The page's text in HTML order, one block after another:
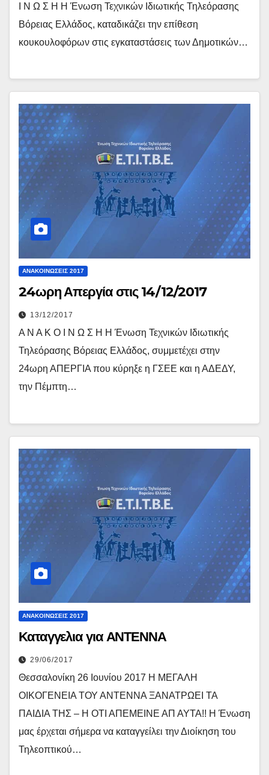
Ι Ν Ω Σ Η Η Ένωση Τεχνικών Ιδιωτικής Τηλεόρασης
Βόρειας Ελλάδος, καταδικάζει την επίθεση
κουκουλοφόρων στις εγκαταστάσεις των Δημοτικών…
ΑΝΑΚΟΙΝΏΣΕΙΣ 2017
24ωρη Απεργία στις 14/12/2017
13/12/2017
Α Ν Α Κ Ο Ι Ν Ω Σ Η Η Ένωση Τεχνικών Ιδιωτικής
Τηλεόρασης Βόρειας Ελλάδος, συμμετέχει στην
24ωρη ΑΠΕΡΓΙΑ που κύρηξε η ΓΣΕΕ και η ΑΔΕΔΥ,
την Πέμπτη…
ΑΝΑΚΟΙΝΏΣΕΙΣ 2017
Καταγγελια για ΑΝΤΕΝΝΑ
29/06/2017
Θεσσαλονίκη 26 Ιουνίου 2017 Η ΜΕΓΑΛΗ
ΟΙΚΟΓΕΝΕΙΑ ΤΟΥ ΑΝΤΕΝΝΑ ΞΑΝΑΤΡΩΕΙ ΤΑ
ΠΑΙΔΙΑ ΤΗΣ – Η ΟΤΙ ΑΠΕΜΕΙΝΕ ΑΠ ΑΥΤΑ!! Η Ένωση
μας έρχεται σήμερα να καταγγείλει την Διοίκηση του
Τηλεοπτικού…